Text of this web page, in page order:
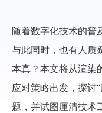
随着数字化技术的普
与此同时，也有人质
本真？本文将从渲染
应对策略出发，探讨
题，并试图厘清技术